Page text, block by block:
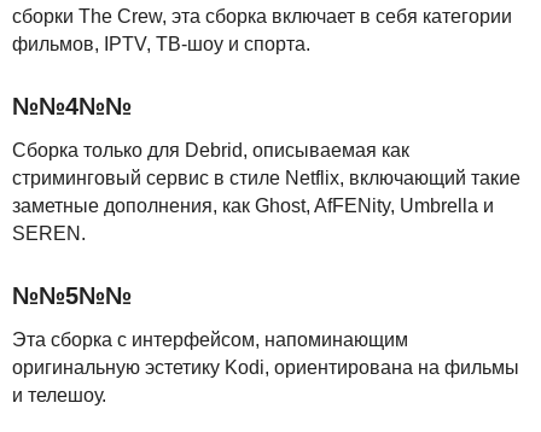
сборки The Crew, эта сборка включает в себя категории
фильмов,
IPTV, ТВ-шоу и спорта.
№№4№№
Сборка только для Debrid, описываемая как
стриминговый сервис в стиле Netflix, включающий такие
заметные дополнения, как Ghost, AfFENity, Umbrella и
SEREN .
№№5№№
Эта сборка с интерфейсом, напоминающим
оригинальную эстетику Kodi, ориентирована на фильмы
и телешоу.